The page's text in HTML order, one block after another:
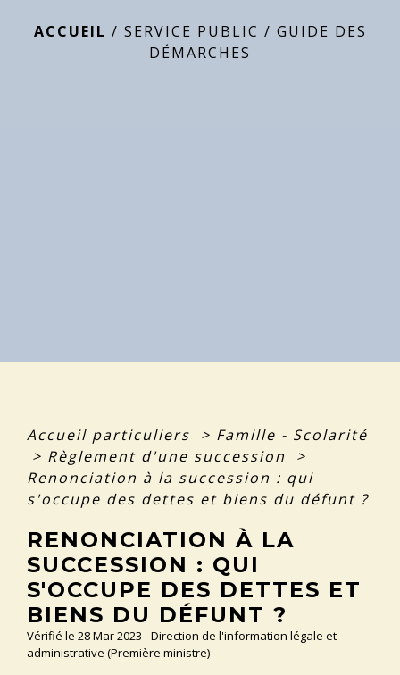
ACCUEIL / SERVICE PUBLIC / GUIDE DES
DÉMARCHES
Accueil particuliers > Famille - Scolarité
> Règlement d'une succession
>
Renonciation à la succession : qui
s'occupe des dettes et biens du défunt ?
RENONCIATION À LA
SUCCESSION : QUI
S'OCCUPE DES DETTES ET
BIENS DU DÉFUNT ?
Vérifié le 28 Mar 2023 - Direction de l'information légale et
administrative (Première ministre)